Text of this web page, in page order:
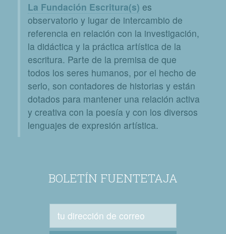
La Fundación Escritura(s) es
observatorio y lugar de intercambio de
referencia en relación con la investigación,
la didáctica y la práctica artística de la
escritura. Parte de la premisa de que
todos los seres humanos, por el hecho de
serlo, son contadores de historias y están
dotados para mantener una relación activa
y creativa con la poesía y con los diversos
lenguajes de expresión artística.
BOLETÍN FUENTETAJA